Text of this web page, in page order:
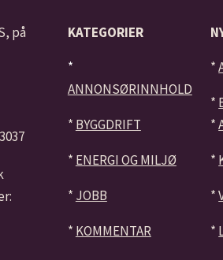
på
KATEGORIER
*
ANNONSØRINNHOLD
* BYGGDRIFT
* ENERGI OG MILJØ
* JOBB
* KOMMENTAR
*
*
*
*
*
*